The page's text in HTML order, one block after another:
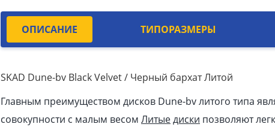
ОПИСАНИЕ ТИПОРАЗМЕРЫ
SKAD Dune-bv Black Velvet / Черный бархат Литой
Главным преимуществом дисков Dune-bv литого типа
совокупности с малым весом Литыедиски позволяют